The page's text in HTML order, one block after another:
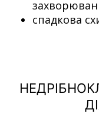
спадкова